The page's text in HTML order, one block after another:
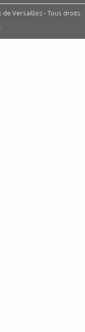
de Versailles - Tous droits